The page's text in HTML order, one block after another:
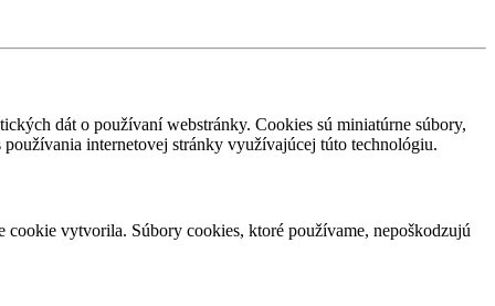
dát o používaní webstránky. Cookies sú miniatúrne súbory,
internetovej stránky využívajúcej túto technológiu.
vytvorila. Súbory cookies, ktoré používame, nepoškodzujú